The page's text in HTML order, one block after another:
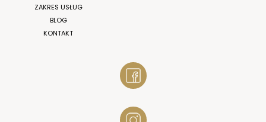
ZAKRES USŁUG
BLOG
KONTAKT